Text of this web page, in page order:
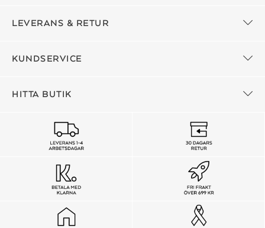
LEVERANS & RETUR
KUNDSERVICE
HITTA BUTIK